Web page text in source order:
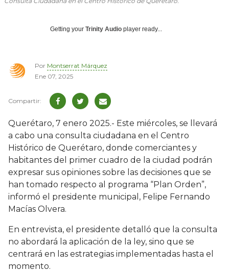
Getting your Trinity Audio player ready...
Por Montserrat Márquez
Ene 07, 2025
Querétaro, 7 enero 2025.- Este miércoles, se llevará
a cabo una consulta ciudadana en el Centro
Histórico de Querétaro, donde comerciantes y
habitantes del primer cuadro de la ciudad podrán
expresar sus opiniones sobre las decisiones que se
han tomado respecto al programa “Plan Orden”,
informó el presidente municipal, Felipe Fernando
Macías Olvera.
En entrevista, el presidente detalló que la consulta
no abordará la aplicación de la ley, sino que se
centrará en las estrategias implementadas hasta el
momento.